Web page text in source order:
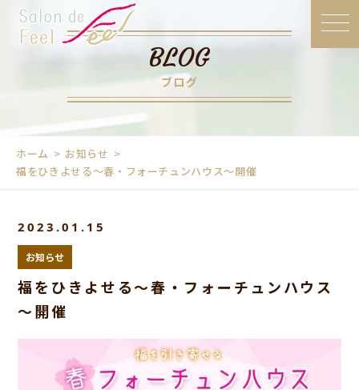
BLOG
ブログ
ホーム
お知らせ
福をひきよせる～春・フォーチュンハウス～開催
2023.01.15
お知らせ
福をひきよせる～春・フォーチュンハウス
～開催